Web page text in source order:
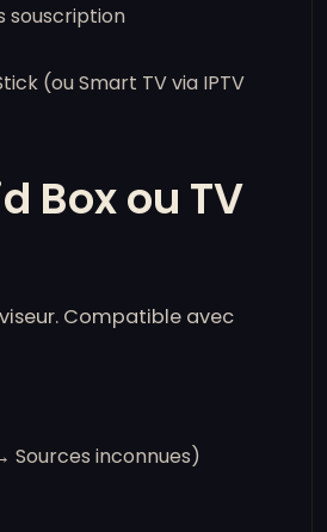
souscription
(ou Smart TV via IPTV
Box ou TV
Compatible avec
inconnues)